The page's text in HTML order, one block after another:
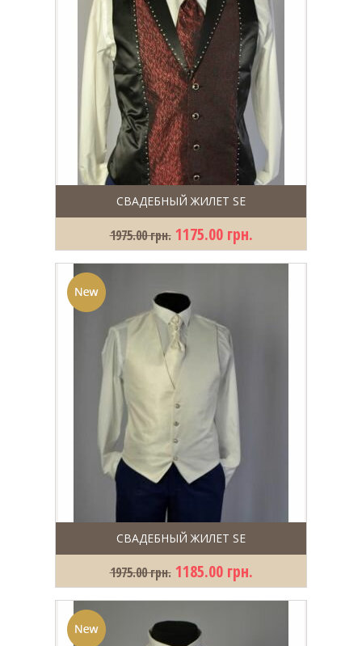
СВАДЕБНЫЙ ЖИЛЕТ SE
1975.00 грн. 1175.00 грн.
СВАДЕБНЫЙ ЖИЛЕТ SE
1975.00 грн. 1185.00 грн.